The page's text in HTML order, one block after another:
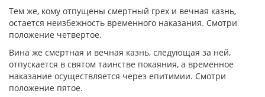
Тем же, кому отпущены смертный грех и вечная казнь,
остается неизбежность временного наказания. Смотри
положение четвертое.
Вина же смертная и вечная казнь, следующая за ней,
отпускается в святом таинстве покаяния, а временное
наказание осуществляется через епитимии. Смотри
положение пятое.